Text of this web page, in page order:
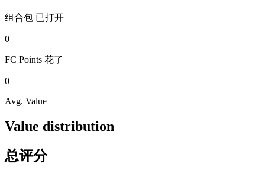
组合包 已打开
0
FC Points 花了
0
Avg. Value
Value distribution
总评分